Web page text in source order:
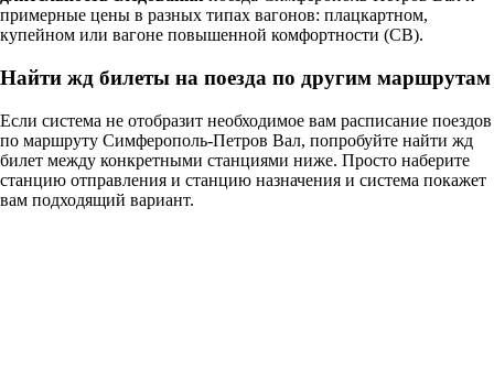
примерные цены в разных типах вагонов: плацкартном,
купейном или вагоне повышенной комфортности (СВ).
Найти жд билеты на поезда по другим маршрутам
Если система не отобразит необходимое вам расписание поездов
по маршруту Симферополь-Петров Вал, попробуйте найти жд
билет между конкретными станциями ниже. Просто наберите
станцию отправления и станцию назначения и система покажет
вам подходящий вариант.